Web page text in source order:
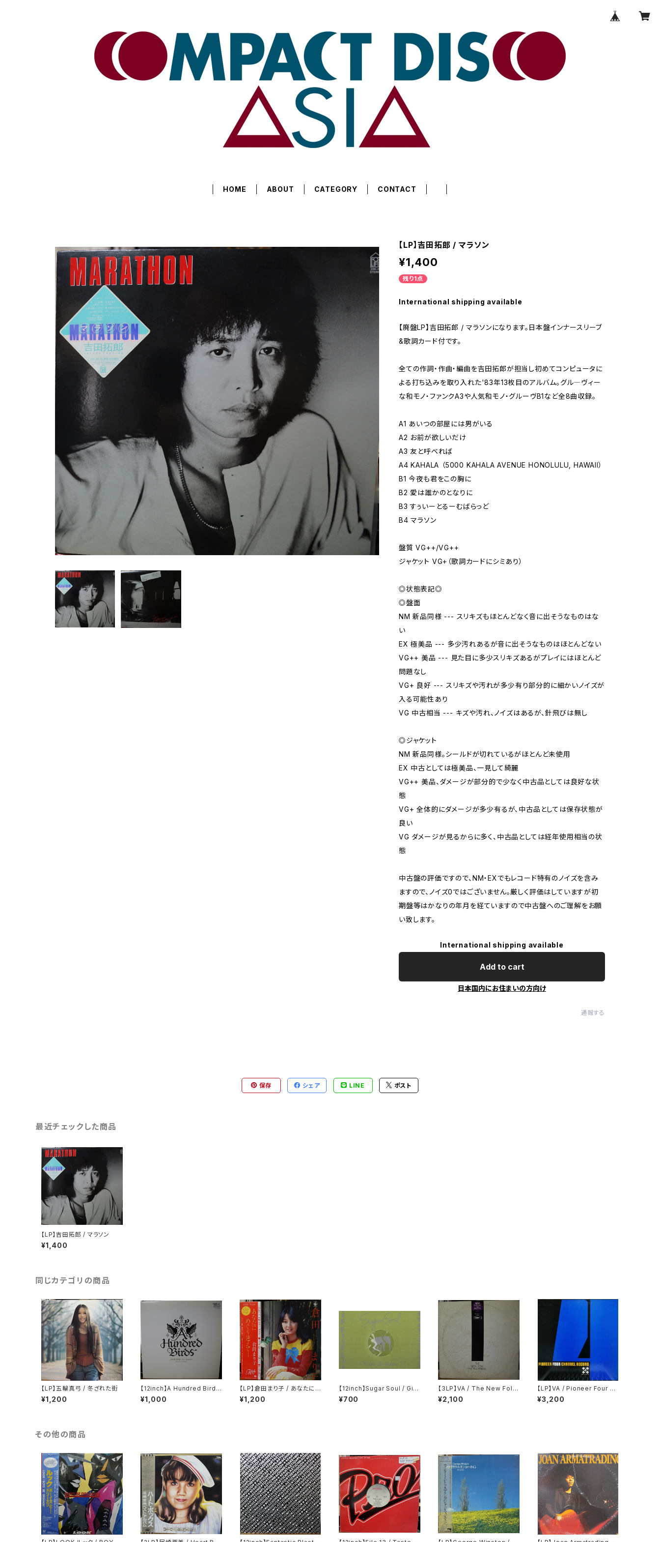
HOME ABOUT CATEGORY CONTACT
【LP】吉田拓郎 / マラソン
¥1,400
残り1点
International shipping available
【廃盤LP】吉田拓郎 / マラソンになります。日本盤インナースリーブ
&歌詞カード付です。
全ての作詞・作曲・編曲を吉田拓郎が担当し初めてコンピュータに
よる打ち込みを取り入れた'83年13枚目のアルバム。グル―ヴィー
な和モノ・ファンクA3や人気和モノ・グルーヴB1など全8曲収録。
A1 あいつの部屋には男がいる
A2 お前が欲しいだけ
A3 友と呼べれば
A4 KAHALA （5000 KAHALA AVENUE HONOLULU, HAWAII）
B1 今夜も君をこの胸に
B2 愛は誰かのとなりに
B3 すぅいーとるーむばらっど
B4 マラソン
盤質 VG++/VG++
ジャケット VG+（歌詞カードにシミあり）
◎状態表記◎
◎盤面
NM 新品同様 --- スリキズもほとんどなく音に出そうなものはな
い
EX 極美品 --- 多少汚れあるが音に出そうなものはほとんどない
VG++ 美品 --- 見た目に多少スリキズあるがプレイにはほとんど
問題なし
VG+ 良好 --- スリキズや汚れが多少有り部分的に細かいノイズが
入る可能性あり
VG 中古相当 --- キズや汚れ、ノイズはあるが、針飛びは無し
◎ジャケット
NM 新品同様。シールドが切れているがほとんど未使用
EX 中古としては極美品、一見して綺麗
VG++ 美品、ダメージが部分的で少なく中古品としては良好な状
態
VG+ 全体的にダメージが多少有るが、中古品としては保存状態が
良い
VG ダメージが見るからに多く、中古品としては経年使用相当の状
態
中古盤の評価ですので、NM・EXでもレコード特有のノイズを含み
ますので、ノイズ0ではございません。厳しく評価はしていますが初
期盤等はかなりの年月を経ていますので中古盤へのご理解をお願
い致します。
International shipping available
Add to cart
日本国内にお住まいの方向け
通報する
保存 シェア LINE ポスト
最近チェックした商品
【LP】吉田拓郎 / マラソン
¥1,400
同じカテゴリの商品
【LP】五輪真弓 / 冬ざれた街
¥1,200
【12inch】A Hundred Birds
Feat. Sugami / Amar Gor
a
¥1,000
【LP】倉田まり子 / あなたに
めぐり逢えて・・・・
¥1,200
【12inch】Sugar Soul / Gin
& Lime
¥700
【3LP】VA / The New Folk
Encyclopaedia = ニュー・フ
ォーク大百科事典
¥2,100
【LP】VA / Pioneer Four Ch
annel Record
¥3,200
その他の商品